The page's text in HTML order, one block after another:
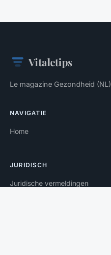
Vitaletips
Le magazine Gezondheid (NL)
NAVIGATIE
Home
JURIDISCH
Juridische vermeldingen